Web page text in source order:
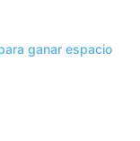
ganar espacio